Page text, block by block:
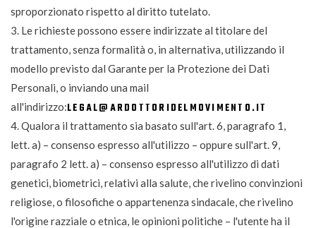
sproporzionato rispetto al diritto tutelato.
3. Le richieste possono essere indirizzate al titolare del
trattamento, senza formalità o, in alternativa, utilizzando il
modello previsto dal Garante per la Protezione dei Dati
Personali, o inviando una mail
all'indirizzo:LEGAL@ARDOTTORIDELMOVIMENTO.IT
4. Qualora il trattamento sia basato sull'art. 6, paragrafo 1,
lett. a) – consenso espresso all'utilizzo – oppure sull'art. 9,
paragrafo 2 lett. a) – consenso espresso all'utilizzo di dati
genetici, biometrici, relativi alla salute, che rivelino convinzioni
religiose, o filosofiche o appartenenza sindacale, che rivelino
l'origine razziale o etnica, le opinioni politiche – l'utente ha il